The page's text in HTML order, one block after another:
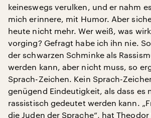
keineswegs verulken, und er nahm
mich erinnere, mit Humor. Aber
heute nicht mehr. Wer weiß, was
vorging? Gefragt habe ich ihn nie.
der schwarzen Schminke als
werden kann, aber nicht muss, so
Sprach-Zeichen. Kein Sprach-
genügend Eindeutigkeit, als dass es
rassistisch gedeutet werden kann.
die Juden der Sprache“, hat